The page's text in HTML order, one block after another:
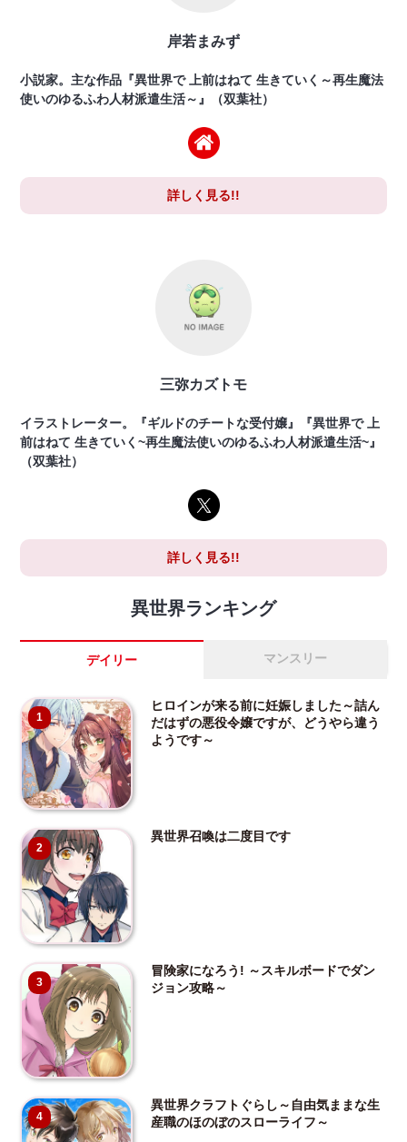
岸若まみず
小説家。主な作品『異世界で 上前はねて 生きていく～再生魔法
使いのゆるふわ人材派遣生活～』（双葉社）
詳しく見る!!
三弥カズトモ
イラストレーター。『ギルドのチートな受付嬢』『異世界で 上
前はねて 生きていく~再生魔法使いのゆるふわ人材派遣生活~』
（双葉社）
詳しく見る!!
異世界ランキング
デイリー マンスリー
1
ヒロインが来る前に妊娠しました～詰ん
だはずの悪役令嬢ですが、どうやら違う
ようです～
2
異世界召喚は二度目です
3
冒険家になろう! ～スキルボードでダン
ジョン攻略～
4
異世界クラフトぐらし～自由気ままな生
産職のほのぼのスローライフ～